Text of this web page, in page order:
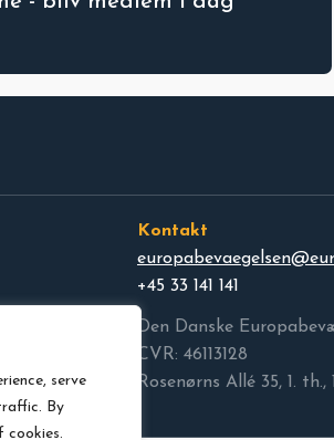
serve
By
cookies.
Kontakt
+45 33 141 141
Den Danske
CVR: 46113128
Rosenørns Allé 35, 1.